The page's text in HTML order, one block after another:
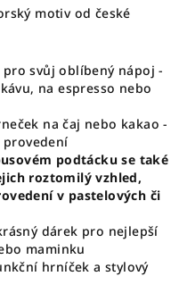
motiv od české
svůj oblíbený nápoj -
na espresso nebo
na čaj nebo kakao -
podtácku se také
roztomilý vzhled,
v pastelových či
dárek pro nejlepší
maminku
hrníček a stylový